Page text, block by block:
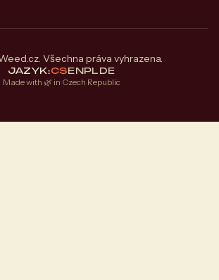
Všechna práva vyhrazena.
JAZYK:CSENPLDE
Made with 🌿 in Czech Republic